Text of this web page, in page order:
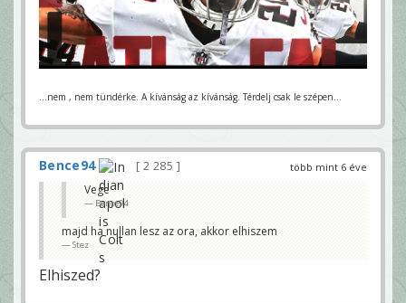
...nem , nem tündérke. A kívánság az kívánság. Térdelj csak le szépen...
több mint 6 éve
Bence94
2 285
Vege
Bence94
majd ha nullan lesz az ora, akkor elhiszem
Stez
Elhiszed?